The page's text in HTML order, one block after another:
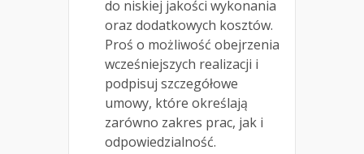
do niskiej jakości wykonania
oraz dodatkowych kosztów.
Proś o możliwość obejrzenia
wcześniejszych realizacji i
podpisuj szczegółowe
umowy, które określają
zarówno zakres prac, jak i
odpowiedzialność.